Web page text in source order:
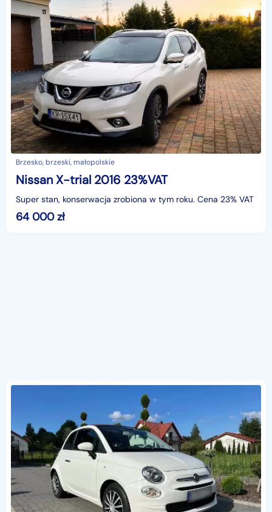
Brzesko, brzeski, małopolskie
Nissan X-trial 2016 23%VAT
Super stan, konserwacja zrobiona w tym roku. Cena 23% VAT
64 000zł